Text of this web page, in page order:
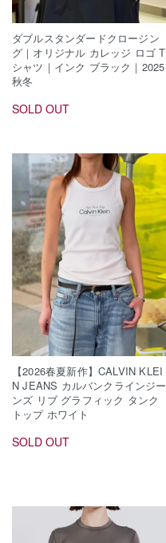
ダブルスタンダードクロージン
グ｜オリジナル カレッジ ロゴ T
シャツ｜インク ブラック｜2025
秋冬
SOLD OUT
【2026春夏新作】CALVIN KLEI
N JEANS カルバンクラインジー
ンズ リブ グラフィック タンク
トップ ホワイト
SOLD OUT